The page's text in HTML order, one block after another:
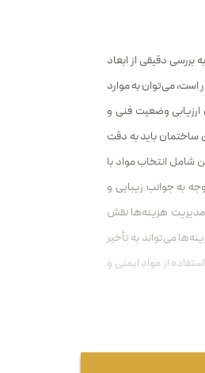
بررسی دقیقی از ابعاد
است، می‌توان به موارد
ارزیابی وضعیت فنی و
ساختمان باید به دقت
شامل انتخاب مواد با
به جوانب زیبایی و
مدیریت هزینه‌ها نقش
می‌تواند به تأخیر
از مواد ایمنی و
باید به عنوان یک
که با دقت و کیفیت